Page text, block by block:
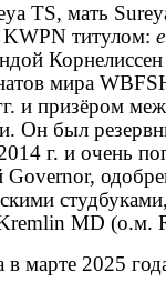
TS, мать
титулом:
мира
и призёром
Он был
г. и очень
Governor,
MD (о.м.
в марте 2025